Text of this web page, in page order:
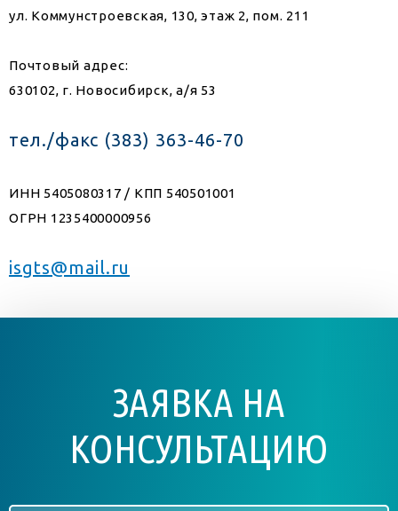
ул. Коммунстроевская, 130, этаж 2, пом. 211
Почтовый адрес:
630102, г. Новосибирск, а/я 53
тел./факс (383) 363-46-70
ИНН 5405080317 / КПП 540501001
ОГРН 1235400000956
isgts@mail.ru
ЗАЯВКА НА
КОНСУЛЬТАЦИЮ